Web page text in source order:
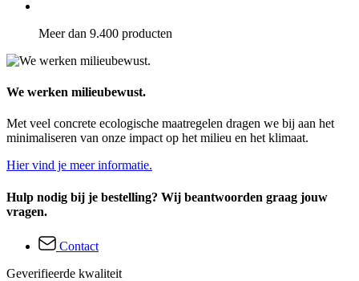
Meer dan 9.400 producten
We werken milieubewust.
Met veel concrete ecologische maatregelen dragen we bij aan het
minimaliseren van onze impact op het milieu en het klimaat.
Hier vind je meer informatie.
Hulp nodig bij je bestelling? Wij beantwoorden graag jouw
vragen.
Contact
Geverifieerde kwaliteit